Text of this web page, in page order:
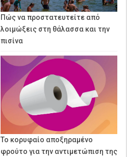
Πώς να προστατευτείτε από
λοιμώξεις στη θάλασσα και την
πισίνα
Το κορυφαίο αποξηραμένο
φρούτο για την αντιμετώπιση της